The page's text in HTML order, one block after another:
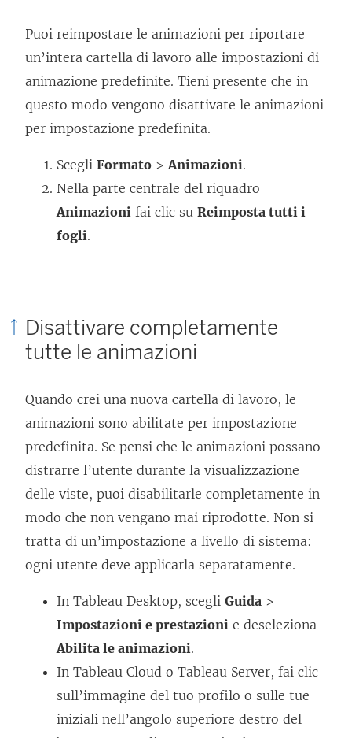
Puoi reimpostare le animazioni per riportare
un’intera cartella di lavoro alle impostazioni di
animazione predefinite. Tieni presente che in
questo modo vengono disattivate le animazioni
per impostazione predefinita.
Scegli Formato > Animazioni.
Nella parte centrale del riquadro
Animazioni fai clic su Reimposta tutti i
fogli.
Disattivare completamente
tutte le animazioni
Quando crei una nuova cartella di lavoro, le
animazioni sono abilitate per impostazione
predefinita. Se pensi che le animazioni possano
distrarre l’utente durante la visualizzazione
delle viste, puoi disabilitarle completamente in
modo che non vengano mai riprodotte. Non si
tratta di un’impostazione a livello di sistema:
ogni utente deve applicarla separatamente.
In Tableau Desktop, scegli Guida >
Impostazioni e prestazioni e deseleziona
Abilita le animazioni.
In Tableau Cloud o Tableau Server, fai clic
sull’immagine del tuo profilo o sulle tue
iniziali nell’angolo superiore destro del